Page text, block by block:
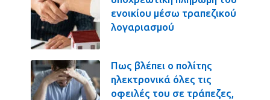
ενοικίου μέσω τραπεζικού
λογαριασμού
Πως βλέπει ο πολίτης
ηλεκτρονικά όλες τις
οφειλές του σε τράπεζες,